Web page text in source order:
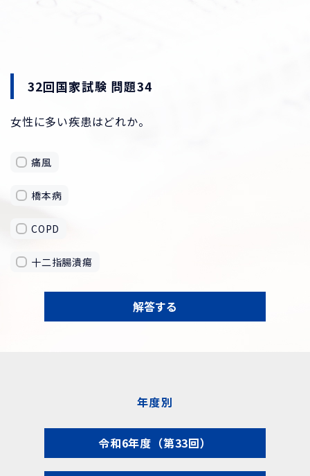
32回国家試験 問題34
女性に多い疾患はどれか。
痛風
橋本病
COPD
十二指腸潰瘍
解答する
年度別
令和6年度（第33回）